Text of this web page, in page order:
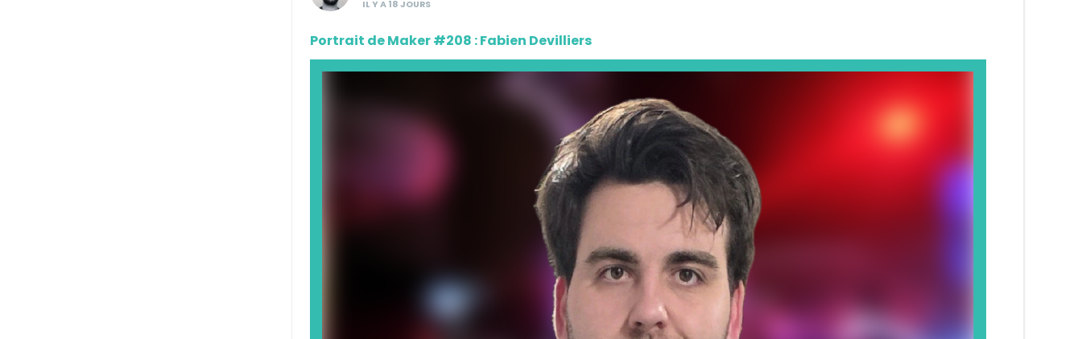
IL Y A 18 JOURS
Portrait de Maker #208 : Fabien Devilliers